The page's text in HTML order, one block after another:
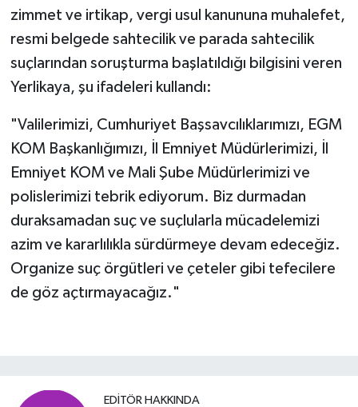
zimmet ve irtikap, vergi usul kanununa muhalefet,
resmi belgede sahtecilik ve parada sahtecilik
suçlarından soruşturma başlatıldığı bilgisini veren
Yerlikaya, şu ifadeleri kullandı:
"Valilerimizi, Cumhuriyet Başsavcılıklarımızı, EGM
KOM Başkanlığımızı, İl Emniyet Müdürlerimizi, İl
Emniyet KOM ve Mali Şube Müdürlerimizi ve
polislerimizi tebrik ediyorum. Biz durmadan
duraksamadan suç ve suçlularla mücadelemizi
azim ve kararlılıkla sürdürmeye devam edeceğiz.
Organize suç örgütleri ve çeteler gibi tefecilere
de göz açtırmayacağız."
EDITÖR HAKKINDA